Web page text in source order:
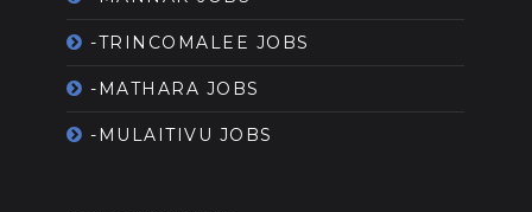
-TRINCOMALEE JOBS
-MATHARA JOBS
-MULAITIVU JOBS